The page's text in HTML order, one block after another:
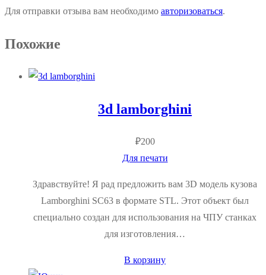
Для отправки отзыва вам необходимо авторизоваться.
Похожие
3d lamborghini
₽200
Для печати
Здравствуйте! Я рад предложить вам 3D модель кузова
Lamborghini SC63 в формате STL. Этот объект был
специально создан для использования на ЧПУ станках
для изготовления…
В корзину